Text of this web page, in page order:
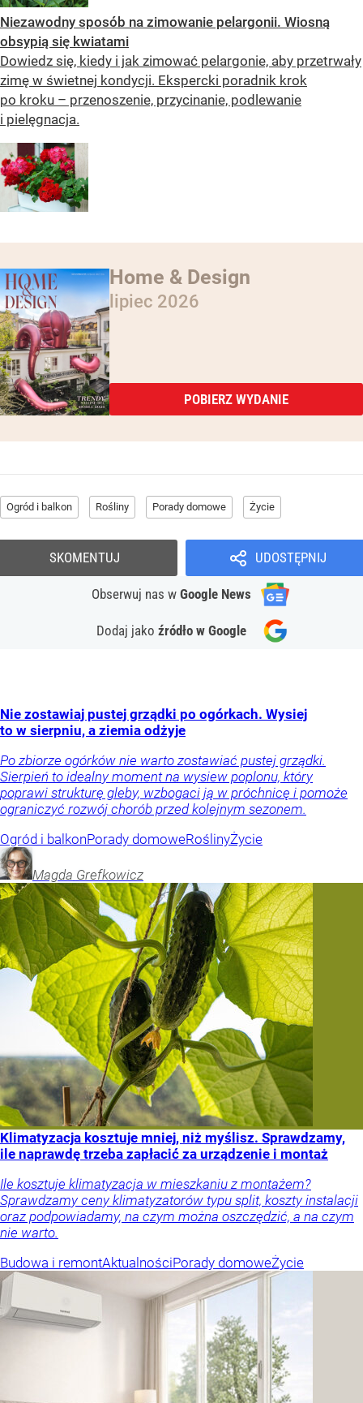
Niezawodny sposób na zimowanie pelargonii. Wiosną
obsypią się kwiatami
Dowiedz się, kiedy i jak zimować pelargonie, aby przetrwały
zimę w świetnej kondycji. Ekspercki poradnik krok
po kroku – przenoszenie, przycinanie, podlewanie
i pielęgnacja.
Home & Design
lipiec 2026
POBIERZ WYDANIE
Ogród i balkon Rośliny Porady domowe Życie
UDOSTĘPNIJ
Obserwuj nas w Google News
Dodaj jako źródło w Google
SKOMENTUJ
Nie zostawiaj pustej grządki po ogórkach. Wysiej
to w sierpniu, a ziemia odżyje
Po zbiorze ogórków nie warto zostawiać pustej grządki.
Sierpień to idealny moment na wysiew poplonu, który
poprawi strukturę gleby, wzbogaci ją w próchnicę i pomoże
ograniczyć rozwój chorób przed kolejnym sezonem.
Ogród i balkonPorady domoweRoślinyŻycie
Magda Grefkowicz
Klimatyzacja kosztuje mniej, niż myślisz. Sprawdzamy,
ile naprawdę trzeba zapłacić za urządzenie i montaż
Ile kosztuje klimatyzacja w mieszkaniu z montażem?
Sprawdzamy ceny klimatyzatorów typu split, koszty instalacji
oraz podpowiadamy, na czym można oszczędzić, a na czym
nie warto.
Budowa i remontAktualnościPorady domoweŻycie